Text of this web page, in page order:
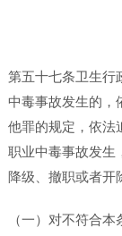
第五十七条卫生行
中毒事故发生的，
他罪的规定，依法
职业中毒事故发生
降级、撤职或者开
（一）对不符合